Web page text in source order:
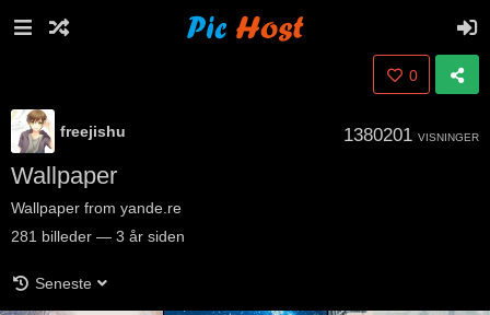
0
freejishu 1380201 VISNINGER
Wallpaper
Wallpaper from yande.re
281 billeder — 3 år siden
Seneste